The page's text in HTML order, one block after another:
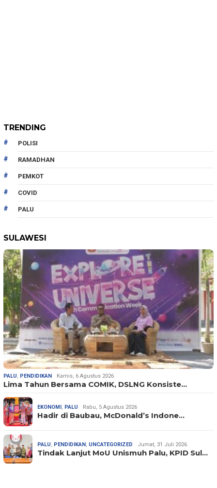
TRENDING
POLISI
RAMADHAN
PEMKOT
COVID
PALU
SULAWESI
PALU PENDIDIKAN Kamis, 6 Agustus 2026
Lima Tahun Bersama COMIK, DSLNG Konsiste…
EKONOMI PALU Rabu, 5 Agustus 2026
Hadir di Baubau, McDonald’s Indone…
PALU PENDIDIKAN UNCATEGORIZED Jumat, 31 Juli 2026
Tindak Lanjut MoU Unismuh Palu, KPID Sul…